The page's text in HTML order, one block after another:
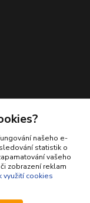
našeho e-
statistik o
vašeho
zobrazení reklam
využití cookies